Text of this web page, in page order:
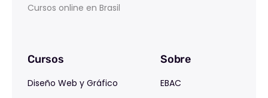
Cursos online en Brasil
Cursos
Diseño Web y Gráfico
Sobre
EBAC